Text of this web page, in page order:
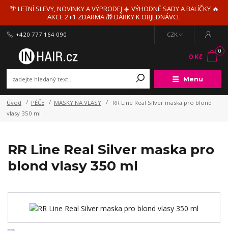
🌴 LETNÍ SLEVY, NOVINKY A VÝPRODEJ ☀️ VÝHODNÉ SADY A BALÍČKY 🔥
AKCE 2+1 ZDARMA 🎁 DÁRKY K OBJEDNÁVCE
Menu
CZK
+420 777 164 090
0
0 Kč
Úvod PÉČE MASKY NA VLASY
RR Line Real Silver maska pro blond
vlasy 350 ml
RR Line Real Silver maska pro
blond vlasy 350 ml